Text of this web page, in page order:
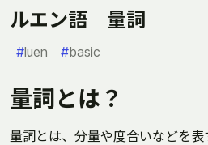
ルエン語 量詞
#luen #basic
量詞とは？
量詞とは、分量や度合いなどを表